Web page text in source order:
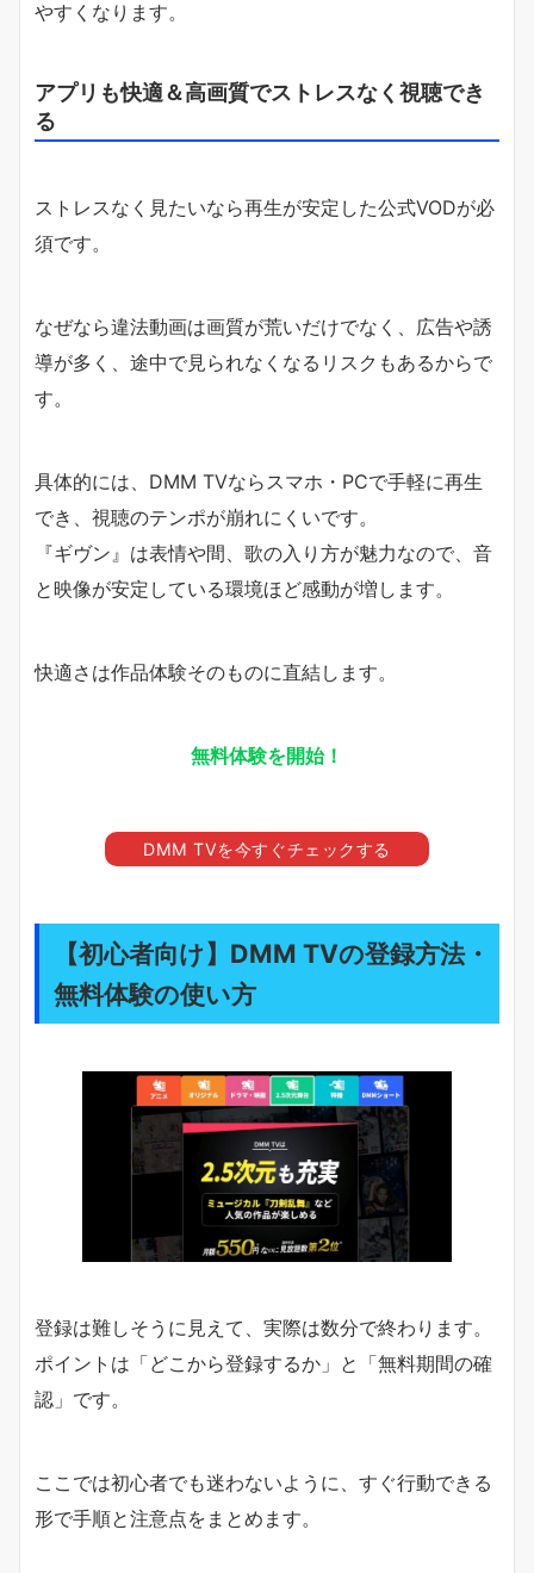
やすくなります。
アプリも快適＆高画質でストレスなく視聴でき
る
ストレスなく見たいなら再生が安定した公式VODが必
須です。
なぜなら違法動画は画質が荒いだけでなく、広告や誘
導が多く、途中で見られなくなるリスクもあるからで
す。
具体的には、DMM TVならスマホ・PCで手軽に再生
でき、視聴のテンポが崩れにくいです。
『ギヴン』は表情や間、歌の入り方が魅力なので、音
と映像が安定している環境ほど感動が増します。
快適さは作品体験そのものに直結します。
無料体験を開始！
DMM TVを今すぐチェックする
【初心者向け】DMM TVの登録方法・
無料体験の使い方
登録は難しそうに見えて、実際は数分で終わります。
ポイントは「どこから登録するか」と「無料期間の確
認」です。
ここでは初心者でも迷わないように、すぐ行動できる
形で手順と注意点をまとめます。